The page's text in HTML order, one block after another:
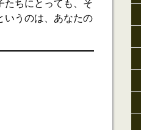
たちにとっても、そ
いうのは、あなたの